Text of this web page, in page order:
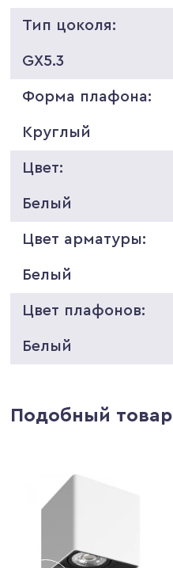
Тип цоколя:
GX5.3
Форма плафона:
Круглый
Цвет:
Белый
Цвет арматуры:
Белый
Цвет плафонов:
Белый
Подобный товар